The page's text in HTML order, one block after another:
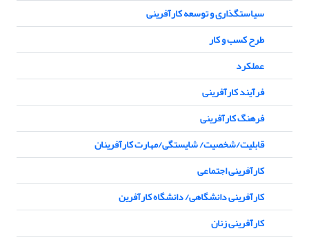
سیاستگذاری و توسعه کارآفرینی
طرح کسب و کار
عملکرد
فرآیند کارآفرینی
فرهنگ کارآفرینی
قابلیت/شخصیت/ شایستگی/مهارت کارآفرینان
کارآفرینی اجتماعی
کارآفرینی دانشگاهی/ دانشگاه کارآفرین
کارآفرینی زنان